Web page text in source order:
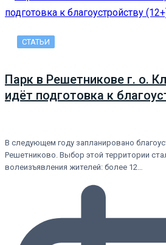
СТАТЬИ
Парк в Решетникове г. о.
идёт подготовка к
В следующем году запланировано
Решетниково. Выбор этой территории
волеизъявления жителей: более 12…